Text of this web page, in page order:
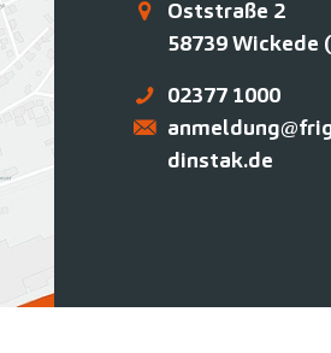
Oststraße 2
58739Wickede
02377 1000
dinstak.de